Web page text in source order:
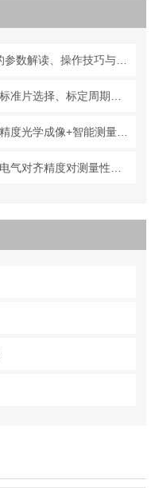
万濠全自动影像仪VMS-5040H的参数解读、操作技巧与维护全攻略
万濠二次元影像仪的校准规范：标准片选择、标定周期与精度验证方法
万濠二次元影像仪深度测评：高精度光学成像+智能测量，让复杂工件的尺寸检测变得又快又准！
机床光栅尺的安装工艺、机械与电气对齐精度对测量性能的影响分析